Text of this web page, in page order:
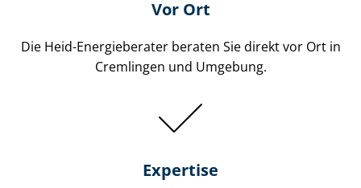
Vor Ort
Die Heid-Energieberater beraten Sie direkt vor Ort in
Cremlingen und Umgebung.
Expertise